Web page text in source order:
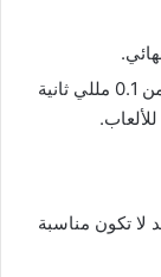
يتراوح وقت الاستجابة في شاشات OLED من 0.1 مللي ثانية
لا تكون مناسبة